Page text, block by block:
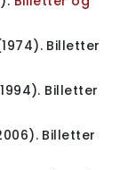
Billetter
(1994). Billetter
Billetter